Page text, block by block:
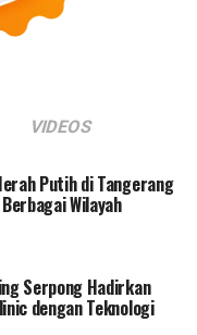
VIDEOS
Putih di Tangerang
Wilayah
Serpong Hadirkan
dengan Teknologi